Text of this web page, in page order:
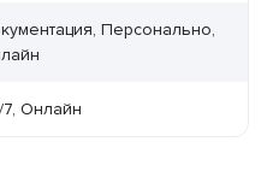
Персонально,
7, Онлайн